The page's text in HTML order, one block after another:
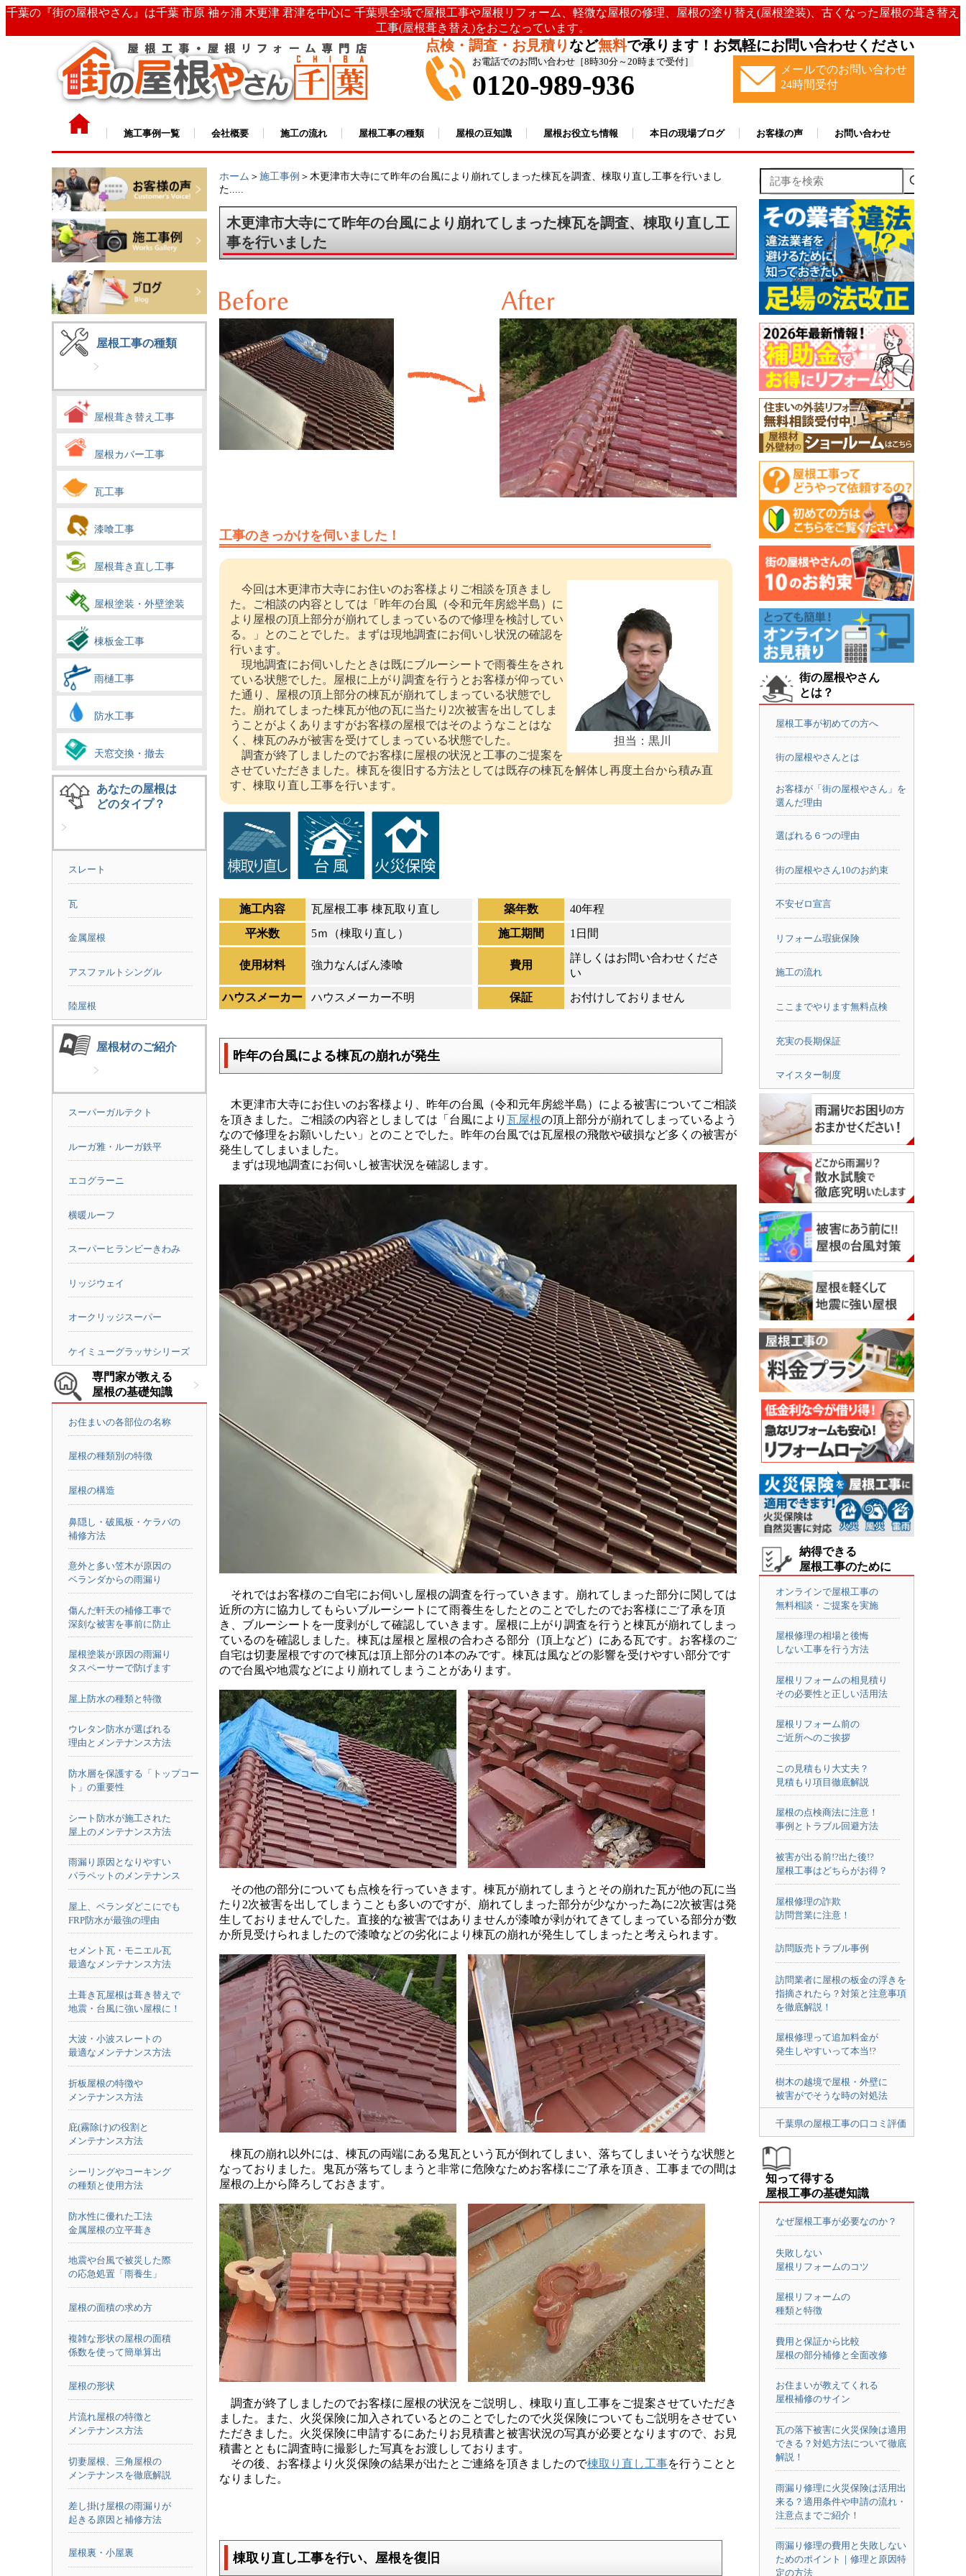
千葉の『街の屋根やさん』は千葉 市原 袖ヶ浦 木更津 君津を中心に 千葉県全域で屋根工事や屋根リフォーム、軽微な屋根の修理、屋根の塗り替え(屋根塗装)、古くなった屋根の葺き替え
工事(屋根葺き替え)をおこなっています。
点検・調査・お見積りなど無料で承ります！お気軽にお問い合わせください
お電話でのお問い合わせ［8時30分～20時まで受付］
0120-989-936
メールでのお問い合わせ
24時間受付
施工事例一覧 会社概要 施工の流れ 屋根工事の種類 屋根の豆知識 屋根お役立ち情報 本日の現場ブログ お客様の声 お問い合わせ
屋根工事の種類
屋根葺き替え工事
屋根カバー工事
瓦工事
漆喰工事
屋根葺き直し工事
屋根塗装・外壁塗装
棟板金工事
雨樋工事
防水工事
天窓交換・撤去
あなたの屋根は
どのタイプ？
スレート
瓦
金属屋根
アスファルトシングル
陸屋根
屋根材のご紹介
スーパーガルテクト
ルーガ雅・ルーガ鉄平
エコグラーニ
横暖ルーフ
スーパーヒランビーきわみ
リッジウェイ
オークリッジスーパー
ケイミューグラッサシリーズ
専門家が教える
屋根の基礎知識
お住まいの各部位の名称
屋根の種類別の特徴
屋根の構造
鼻隠し・破風板・ケラバの
補修方法
意外と多い笠木が原因の
ベランダからの雨漏り
傷んだ軒天の補修工事で
深刻な被害を事前に防止
屋根塗装が原因の雨漏り
タスペーサーで防げます
屋上防水の種類と特徴
ウレタン防水が選ばれる
理由とメンテナンス方法
防水層を保護する「トップコー
ト」の重要性
シート防水が施工された
屋上のメンテナンス方法
雨漏り原因となりやすい
パラペットのメンテナンス
屋上、ベランダどこにでも
FRP防水が最強の理由
セメント瓦・モニエル瓦
最適なメンテナンス方法
土葺き瓦屋根は葺き替えで
地震・台風に強い屋根に！
大波・小波スレートの
最適なメンテナンス方法
折板屋根の特徴や
メンテナンス方法
庇(霧除け)の役割と
メンテナンス方法
シーリングやコーキング
の種類と使用方法
防水性に優れた工法
金属屋根の立平葺き
地震や台風で被災した際
の応急処置「雨養生」
屋根の面積の求め方
複雑な形状の屋根の面積
係数を使って簡単算出
屋根の形状
片流れ屋根の特徴と
メンテナンス方法
切妻屋根、三角屋根の
メンテナンスを徹底解説
差し掛け屋根の雨漏りが
起きる原因と補修方法
屋根裏・小屋裏
ホーム ＞ 施工事例 ＞木更津市大寺にて昨年の台風により崩れてしまった棟瓦を調査、棟取り直し工事を行いまし
た.....
木更津市大寺にて昨年の台風により崩れてしまった棟瓦を調査、棟取り直し工
事を行いました
工事のきっかけを伺いました！
担当：黒川
今回は木更津市大寺にお住いのお客様よりご相談を頂きまし
た。ご相談の内容としては「昨年の台風（令和元年房総半島）に
より屋根の頂上部分が崩れてしまっているので修理を検討してい
る。」とのことでした。まずは現地調査にお伺いし状況の確認を
行います。
現地調査にお伺いしたときは既にブルーシートで雨養生をされ
ている状態でした。屋根に上がり調査を行うとお客様が仰ってい
た通り、屋根の頂上部分の棟瓦が崩れてしまっている状態でし
た。崩れてしまった棟瓦が他の瓦に当たり2次被害を出してしま
うことがよくありますがお客様の屋根ではそのようなことはな
く、棟瓦のみが被害を受けてしまっている状態でした。
調査が終了しましたのでお客様に屋根の状況と工事のご提案を
させていただきました。棟瓦を復旧する方法としては既存の棟瓦を解体し再度土台から積み直
す、棟取り直し工事を行います。
施工内容 瓦屋根工事 棟瓦取り直し 築年数
40年程
平米数
5ｍ（棟取り直し） 施工期間 1日間
使用材料 強力なんばん漆喰 費用
詳しくはお問い合わせくださ
い
ハウスメーカー
ハウスメーカー不明 保証 お付けしておりません
昨年の台風による棟瓦の崩れが発生
木更津市大寺にお住いのお客様より、昨年の台風（令和元年房総半島）による被害についてご相談
を頂きました。ご相談の内容としましては「台風により 瓦屋根の頂上部分が崩れてしまっているよう
なので修理をお願いしたい」とのことでした。昨年の台風では瓦屋根の飛散や破損など多くの被害が
発生してしまいました。
まずは現地調査にお伺いし被害状況を確認します。
それではお客様のご自宅にお伺いし屋根の調査を行っていきます。崩れてしまった部分に関しては
近所の方に協力してもらいブルーシートにて雨養生をしたとのことでしたのでお客様にご了承を頂
き、ブルーシートを一度剥がして確認していきます。屋根に上がり調査を行うと棟瓦が崩れてしまっ
ているのを確認しました。棟瓦は屋根と屋根の合わさる部分（頂上など）にある瓦です。お客様のご
自宅は切妻屋根ですので棟瓦は頂上部分の1本のみです。棟瓦は風などの影響を受けやすい部分です
ので台風や地震などにより崩れてしまうことがあります。
その他の部分についても点検を行っていきます。棟瓦が崩れてしまうとその崩れた瓦が他の瓦に当
たり2次被害を出してしまうことも多いのですが、崩れてしまった部分が少なかった為に2次被害は発
生しておりませんでした。直接的な被害ではありませんが漆喰が剥がれてきてしまっている部分が数
か所見受けられましたので漆喰などの劣化により棟瓦の崩れが発生してしまったと考えられます。
棟瓦の崩れ以外には、棟瓦の両端にある鬼瓦という瓦が倒れてしまい、落ちてしまいそうな状態と
なっておりました。鬼瓦が落ちてしまうと非常に危険なためお客様にご了承を頂き、工事までの間は
屋根の上から降ろしておきます。
調査が終了しましたのでお客様に屋根の状況をご説明し、棟取り直し工事をご提案させていただき
ました。また、火災保険に加入されているとのことでしたので火災保険についてもご説明をさせてい
ただきました。火災保険に申請するにあたりお見積書と被害状況の写真が必要となりますので、お見
積書とともに調査時に撮影した写真をお渡ししております。
その後、お客様より火災保険の結果が出たとご連絡を頂きましたので棟取り直し工事を行うことと
なりました。
棟取り直し工事を行い、屋根を復旧
記事を検索
街の屋根やさん
とは？
屋根工事が初めての方へ
街の屋根やさんとは
お客様が「街の屋根やさん」を
選んだ理由
選ばれる６つの理由
街の屋根やさん10のお約束
不安ゼロ宣言
リフォーム瑕疵保険
施工の流れ
ここまでやります無料点検
充実の長期保証
マイスター制度
納得できる
屋根工事のために
オンラインで屋根工事の
無料相談・ご提案を実施
屋根修理の相場と後悔
しない工事を行う方法
屋根リフォームの相見積り
その必要性と正しい活用法
屋根リフォーム前の
ご近所へのご挨拶
この見積もり大丈夫？
見積もり項目徹底解説
屋根の点検商法に注意！
事例とトラブル回避方法
被害が出る前!?出た後!?
屋根工事はどちらがお得？
屋根修理の詐欺
訪問営業に注意！
訪問販売トラブル事例
訪問業者に屋根の板金の浮きを
指摘されたら？対策と注意事項
を徹底解説！
屋根修理って追加料金が
発生しやすいって本当!?
樹木の越境で屋根・外壁に
被害がでそうな時の対処法
千葉県の屋根工事の口コミ評価
知って得する
屋根工事の基礎知識
なぜ屋根工事が必要なのか？
失敗しない
屋根リフォームのコツ
屋根リフォームの
種類と特徴
費用と保証から比較
屋根の部分補修と全面改修
お住まいが教えてくれる
屋根補修のサイン
瓦の落下被害に火災保険は適用
できる？対処方法について徹底
解説！
雨漏り修理に火災保険は活用出
来る？適用条件や申請の流れ・
注意点までご紹介！
雨漏り修理の費用と失敗しない
ためのポイント｜修理と原因特
定の方法